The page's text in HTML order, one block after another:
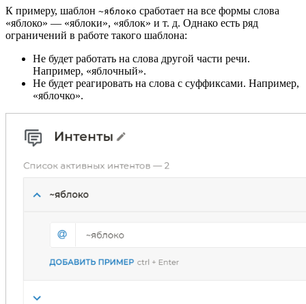
К примеру, шаблон ~яблоко сработает на все формы слова
«яблоко» — «яблоки», «яблок» и т. д. Однако есть ряд
ограничений в работе такого шаблона:
Не будет работать на слова другой части речи.
Например, «яблочный».
Не будет реагировать на слова с суффиксами. Например,
«яблочко».